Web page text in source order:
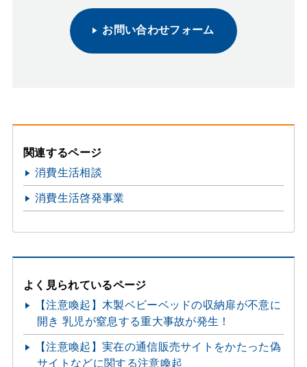
お問い合わせフォーム
関連するページ
消費生活相談
消費生活啓発事業
よく見られているページ
【注意喚起】木製ベビーベッドの収納扉が不意に
開き 乳児が窒息する重大事故が発生！
【注意喚起】実在の通信販売サイトをかたった偽
サイトなどに関する注意喚起